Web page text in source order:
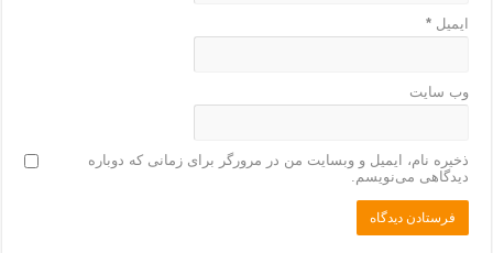
ایمیل*
وب‌ سایت
ذخیره نام، ایمیل و وبسایت من در مرورگر برای زمانی که دوباره
دیدگاهی می‌نویسم.